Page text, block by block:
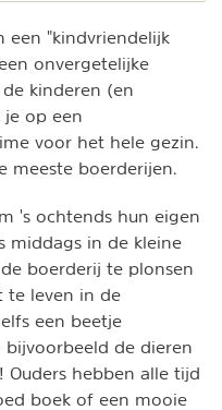
een "kindvriendelijk
onvergetelijke
kinderen (en
je op een
voor het hele gezin.
meeste boerderijen.
's ochtends hun eigen
middags in de kleine
boerderij te plonsen
te leven in de
een beetje
de dieren
Ouders hebben alle tijd
boek of een mooie